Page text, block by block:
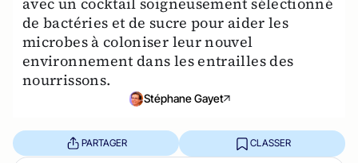
de bactéries et de sucre pour aider les
microbes à coloniser leur nouvel
environnement dans les entrailles des
nourrissons.
Stéphane Gayet
PARTAGER CLASSER